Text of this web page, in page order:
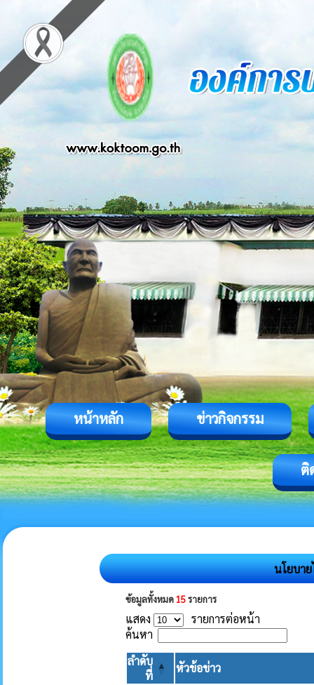
หน้าหลัก ข่าวกิจกรรม
ติ
นโยบา
ข้อมูลทั้งหมด 15รายการ
แสดง
รายการต่อหน้า
ค้นหา
ลำดับ
ที่
หัวข้อข่าว